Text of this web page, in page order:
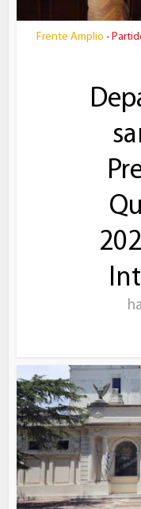
Frente Amplio •